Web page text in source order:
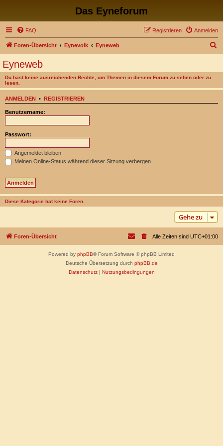
Das Eyneforum
FAQ Anmelden
Registrieren
Foren-Übersicht Eynevolk Eyneweb
Eyneweb
Du hast keine ausreichenden Rechte, um Themen in diesem Forum zu sehen oder zu
lesen.
ANMELDEN • REGISTRIEREN
Benutzername:
Passwort:
Angemeldet bleiben
Meinen Online-Status während dieser Sitzung verbergen
Diese Kategorie hat keine Foren.
Gehe zu
Foren-Übersicht Alle Zeiten sind UTC+01:00
Powered by phpBB® Forum Software © phpBB Limited
Deutsche Übersetzung durch phpBB.de
Datenschutz| Nutzungsbedingungen